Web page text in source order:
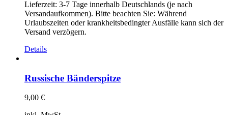
Lieferzeit: 3-7 Tage innerhalb Deutschlands (je nach
Versandaufkommen). Bitte beachten Sie: Während
Urlaubszeiten oder krankheitsbedingter Ausfälle kann sich der
Versand verzögern.
Details
Russische Bänderspitze
9,00 €